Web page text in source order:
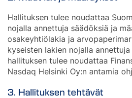
Hallituksen tulee noudattaa
nojalla annettuja säädöksiä ja
osakeyhtiölakia ja
kyseisten lakien nojalla
hallituksen tulee noudattaa
Nasdaq Helsinki Oy:n antamia
3. Hallituksen tehtävät